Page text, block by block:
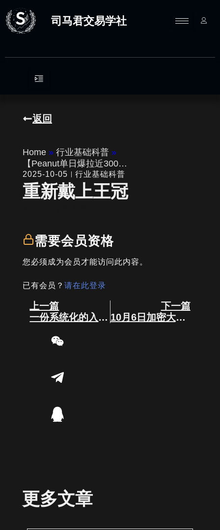
至
内
司马君交易学社
返回
Home » 行业基础科普 »
【Peanut单日爆拉近300…
2025-10-05 行业基础科普
重新戴上王冠
需要会员资格
您必须成为会员才能访问此内容。
已有会员？ 请在此登录
Prev
上一篇
一份系统化的入市准备指南
下一篇
10月6日加密大事件
更多文章